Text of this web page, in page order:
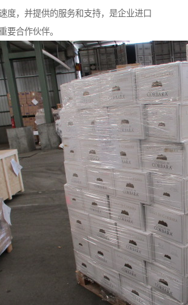
度，并提供的服务和支持，是企业进口
要合作伙伴。